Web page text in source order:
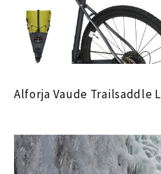
Alforja Vaude Trailsaddle L